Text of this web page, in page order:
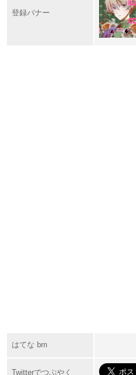
登録バナー
はてな bm
Twitterでつぶやく